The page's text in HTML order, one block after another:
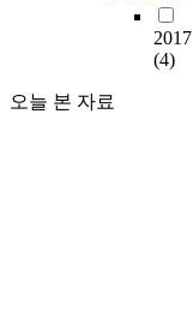
2017
(4)
오늘 본 자료